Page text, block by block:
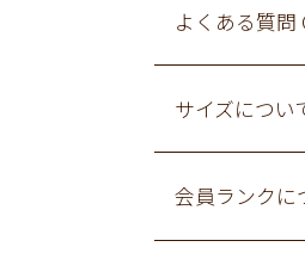
よくある質問
サイズについ
会員ランクに